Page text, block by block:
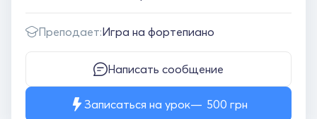
Преподает:Игра на фортепиано
Написать сообщение
Записаться на урок 500 грн